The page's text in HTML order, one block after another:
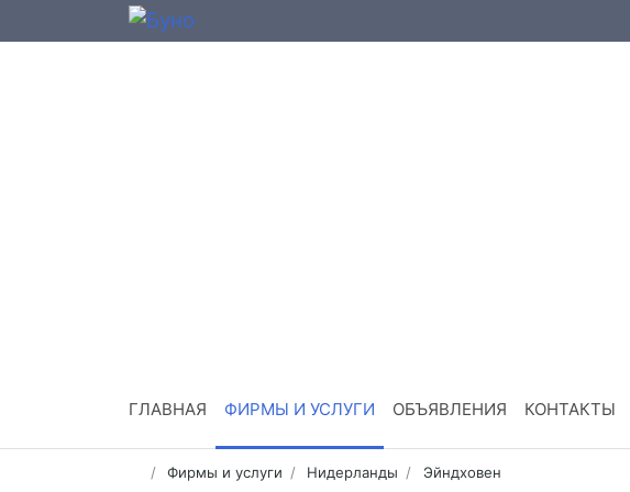
ГЛАВНАЯ ФИРМЫ И УСЛУГИ ОБЪЯВЛЕНИЯ КОНТАКТЫ
Фирмы и услуги Нидерланды Эйндховен